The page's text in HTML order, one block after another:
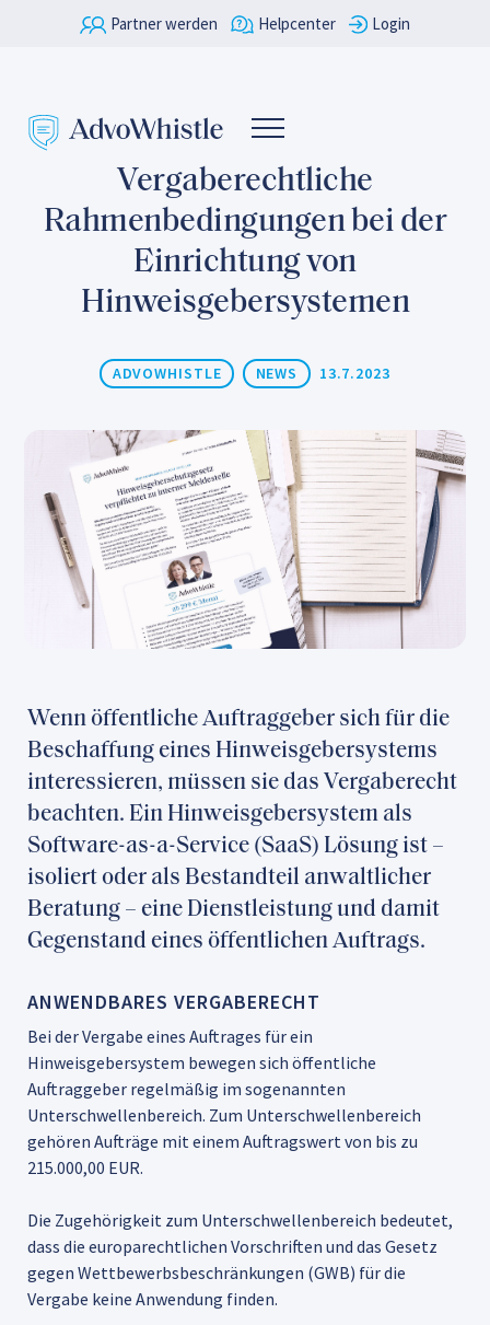
Partner werden Helpcenter Login
Vergaberechtliche
Rahmenbedingungen bei der
Einrichtung von
Hinweisgebersystemen
ADVOWHISTLE NEWS 13.7.2023
Wenn öffentliche Auftraggeber sich für die
Beschaffung eines Hinweisgebersystems
interessieren, müssen sie das Vergaberecht
beachten. Ein Hinweisgebersystem als
Software-as-a-Service (SaaS) Lösung ist –
isoliert oder als Bestandteil anwaltlicher
Beratung – eine Dienstleistung und damit
Gegenstand eines öffentlichen Auftrags.
ANWENDBARES VERGABERECHT
Bei der Vergabe eines Auftrages für ein
Hinweisgebersystem bewegen sich öffentliche
Auftraggeber regelmäßig im sogenannten
Unterschwellenbereich. Zum Unterschwellenbereich
gehören Aufträge mit einem Auftragswert von bis zu
215.000,00 EUR.
Die Zugehörigkeit zum Unterschwellenbereich bedeutet,
dass die europarechtlichen Vorschriften und das Gesetz
gegen Wettbewerbsbeschränkungen (GWB) für die
Vergabe keine Anwendung finden.